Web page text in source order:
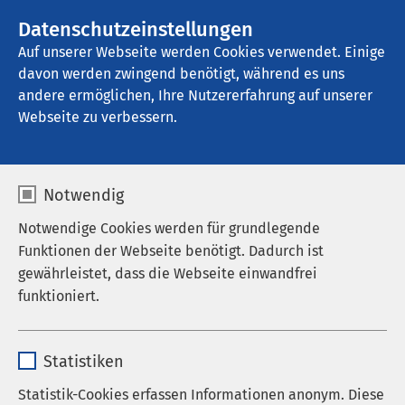
Datenschutzeinstellungen
Auf unserer Webseite werden Cookies verwendet. Einige
davon werden zwingend benötigt, während es uns
andere ermöglichen, Ihre Nutzererfahrung auf unserer
Webseite zu verbessern.
Notwendig
Notwendige Cookies werden für grundlegende
Funktionen der Webseite benötigt. Dadurch ist
gewährleistet, dass die Webseite einwandfrei
funktioniert.
Anbieter sgalinski
Statistiken
Statistik-Cookies erfassen Informationen anonym. Diese
AMEOS Klinikum Hildesheim
KJP Tageskliniken
In unserem tagesklinischen Angebot der ETK-1 und
ETK-2 werden Kinder verschiedener Altersstufen
Alltagsstruktur und enge Zusammenarbeit mit den
Eltern. Neben Einzel- und Gruppentherapien sind
Interaktionsanalysen und -trainings Bestandteil der